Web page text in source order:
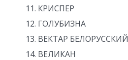
КРИСПЕР
ГОЛУБИЗНА
ВЕКТАР БЕЛОРУССКИЙ
ВЕЛИКАН